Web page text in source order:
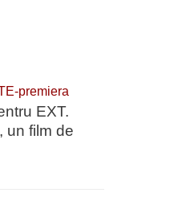
EXT.
un film de